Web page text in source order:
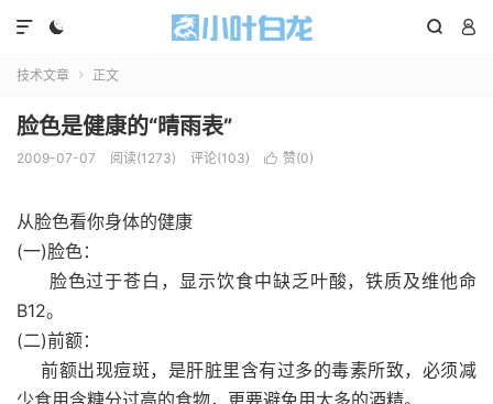
  

技术文章  正文
脸色是健康的“晴雨表”
2009-07-07 阅读(1273) 评论(103)  赞(0)
从脸色看你身体的健康
(一)脸色：
脸色过于苍白，显示饮食中缺乏叶酸，铁质及维他命
B12。
(二)前额：
前额出现痘斑，是肝脏里含有过多的毒素所致，必须减
少食用含糖分过高的食物，更要避免用太多的酒精。